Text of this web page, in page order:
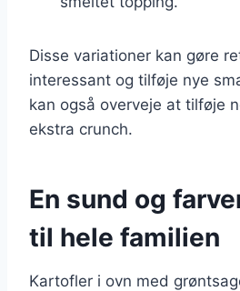
Disse variationer kan gøre
interessant og tilføje nye
kan også overveje at tilføje
ekstra crunch.
En sund og
til hele familien
Kartofler i ovn med